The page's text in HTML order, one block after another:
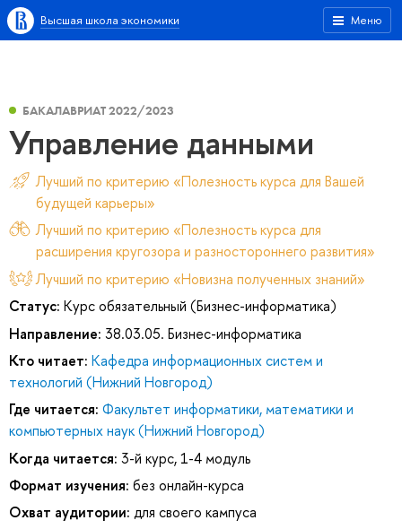
Меню
Высшая школа экономики
БАКАЛАВРИАТ 2022/2023
Управление данными
Лучший по критерию «Полезность курса для Вашей
будущей карьеры»
Лучший по критерию «Полезность курса для
расширения кругозора и разностороннего развития»
Лучший по критерию «Новизна полученных знаний»
Статус: Курс обязательный (Бизнес-информатика)
Направление: 38.03.05. Бизнес-информатика
Кто читает: Кафедра информационных систем и
технологий (Нижний Новгород)
Где читается: Факультет информатики, математики и
компьютерных наук (Нижний Новгород)
Когда читается: 3-й курс, 1-4 модуль
Формат изучения: без онлайн-курса
Охват аудитории: для своего кампуса